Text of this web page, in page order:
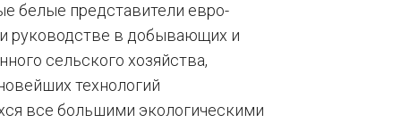
белые представители евро-
руководстве в добывающих и
сельского хозяйства,
технологий
все большими экологическими